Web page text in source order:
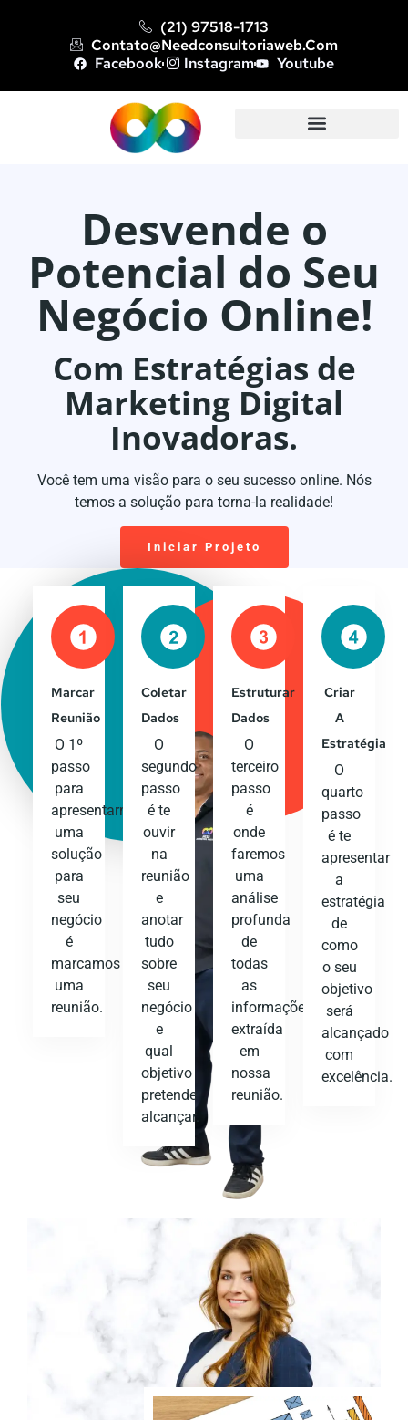
(21) 97518-1713
Contato@needconsultoriaweb.com
Facebook
Instagram Youtube
Desvende o
Potencial do Seu
Negócio Online!
Com Estratégias de
Marketing Digital
Inovadoras.
Você tem uma visão para o seu sucesso online. Nós
temos a solução para torna-la realidade!
Iniciar Projeto
Marcar
Reunião
O 1º
passo
para
apresentarmos
uma
solução
para
seu
negócio
é
marcamos
uma
reunião.
Coletar
Dados
O
segundo
passo
é te
ouvir
na
reunião
e
anotar
tudo
sobre
seu
negócio
e
qual
objetivo
pretende
alcançar.
Estruturar
Dados
O
terceiro
passo
é
onde
faremos
uma
análise
profunda
de
todas
as
informações
extraída
em
nossa
reunião.
Criar
A
Estratégia
O
quarto
passo
é te
apresentar
a
estratégia
de
como
o seu
objetivo
será
alcançado
com
excelência.